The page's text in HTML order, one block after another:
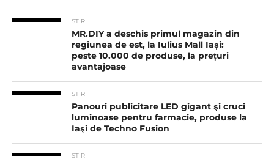
STIRI
MR.DIY a deschis primul magazin din
regiunea de est, la Iulius Mall Iași:
peste 10.000 de produse, la prețuri
avantajoase
STIRI
Panouri publicitare LED gigant şi cruci
luminoase pentru farmacie, produse la
Iaşi de Techno Fusion
STIRI